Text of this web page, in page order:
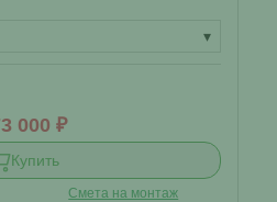
▾
000 ₽
Купить
Смета на монтаж